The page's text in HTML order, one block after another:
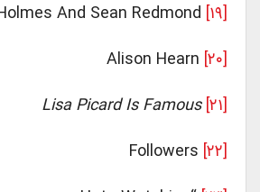
Su Holmes And Sean Redmond
Alison Hearn
Lisa Picard Is Famous
Followers